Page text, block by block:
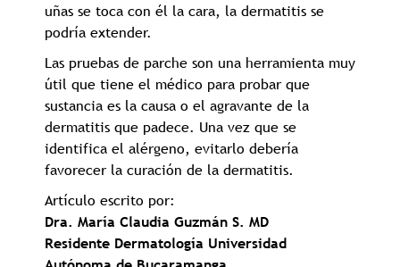
uñas se toca con él la cara, la dermatitis se
podría extender.
Las pruebas de parche son una herramienta muy
útil que tiene el médico para probar que
sustancia es la causa o el agravante de la
dermatitis que padece. Una vez que se
identifica el alérgeno, evitarlo debería
favorecer la curación de la dermatitis.
Artículo escrito por:
Dra. María Claudia Guzmán S. MD
Residente Dermatología Universidad